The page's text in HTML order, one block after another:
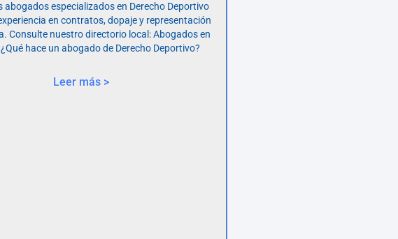
abogados especializados en Derecho Deportivo
en contratos, dopaje y representación
Consulte nuestro directorio local: Abogados en
hace un abogado de Derecho Deportivo?
Leer más >